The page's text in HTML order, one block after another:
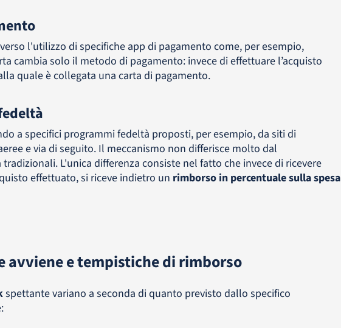
l'utilizzo di specifiche app di pagamento come, per esempio,
cambia solo il metodo di pagamento: invece di effettuare l’acquisto
quale è collegata una carta di pagamento.
a specifici programmi fedeltà proposti, per esempio, da siti di
e via di seguito. Il meccanismo non differisce molto dal
L'unica differenza consiste nel fatto che invece di ricevere
effettuato, si riceve indietro un rimborso in percentuale sulla spesa
avviene e tempistiche di rimborso
spettante variano a seconda di quanto previsto dallo specifico